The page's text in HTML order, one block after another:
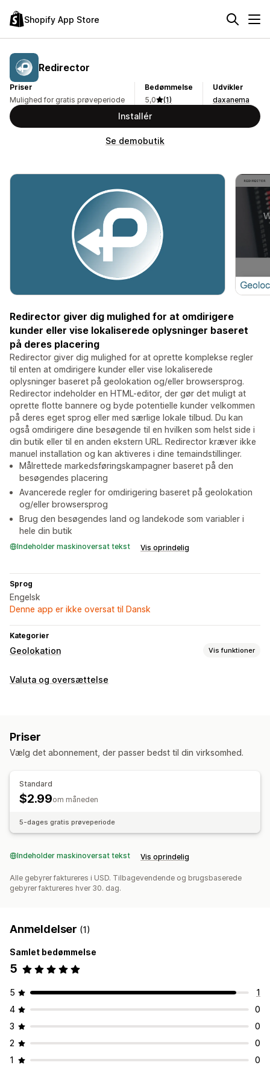
Shopify App Store
Redirector
Priser
Mulighed for gratis prøveperiode
Bedømmelse
5,0
(1)
Udvikler
daxanema
Installér
Se demobutik
Redirector giver dig mulighed for at omdirigere
kunder eller vise lokaliserede oplysninger baseret
på deres placering
Redirector giver dig mulighed for at oprette komplekse regler
til enten at omdirigere kunder eller vise lokaliserede
oplysninger baseret på geolokation og/eller browsersprog.
Redirector indeholder en HTML-editor, der gør det muligt at
oprette flotte bannere og byde potentielle kunder velkommen
på deres eget sprog eller med særlige lokale tilbud. Du kan
også omdirigere dine besøgende til en hvilken som helst side i
din butik eller til en anden ekstern URL. Redirector kræver ikke
manuel installation og kan aktiveres i dine temaindstillinger.
Målrettede markedsføringskampagner baseret på den
besøgendes placering
Avancerede regler for omdirigering baseret på geolokation
og/eller browsersprog
Brug den besøgendes land og landekode som variabler i
hele din butik
Indeholder maskinoversat tekst Vis oprindelig
Sprog
Engelsk
Denne app er ikke oversat til Dansk
Kategorier
Geolokation Vis funktioner
Blokering
Land
Sprog
Valuta og oversættelse
Priser
Vælg det abonnement, der passer bedst til din virksomhed.
Standard
$2.99om måneden
5-dages gratis prøveperiode
Indeholder maskinoversat tekst Vis oprindelig
Alle gebyrer faktureres i USD. Tilbagevendende og brugsbaserede
gebyrer faktureres hver 30. dag.
Anmeldelser (1)
Samlet bedømmelse
5
5
1
4
0
3
0
2
0
1
0